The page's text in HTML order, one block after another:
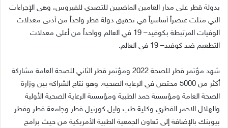
بدولة قطر على مدار العامين الماضيين للتصدي للفيروس، وهي الإجراءات
التي مثلت عنصراً أساسياً في تحقيق دولة قطر واحداً من أدنى معدلات
الوفيات المرتبطة بكوفيد– 19
في العالم وواحداً من أعلى معدلات
التطعيم ضد كوفيد– 19 في العالم.
شهد مؤتمر قطر للصحة
ومؤتمر قطر الثاني للصحة العامة مشاركة
أكثر من
مختص في الرعاية الصحية. وهو نتاج الشراكة بين وزارة
الصحة العامة ومؤسسة حمد الطبية ومؤسسة الرعاية الصحية الأولية
والهلال الاحمر القطري وكلية طب وايل كورنيل قطر وجامعة قطر وقطر
بيوبنك بالإضافة إلى تعاون الجمعية الطبية الأمريكية من حيث برامج